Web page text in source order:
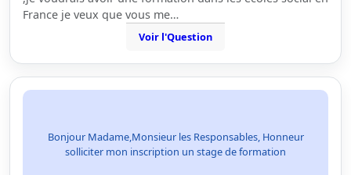
France je veux que vous me…
Voir l'Question
Bonjour Madame,Monsieur les Responsables, Honneur
solliciter mon inscription un stage de formation